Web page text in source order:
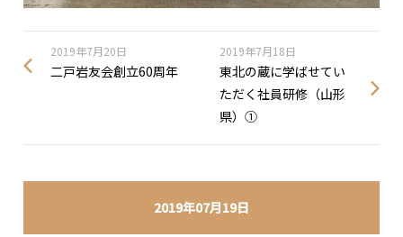
2019年07月19日
2019年7月20日
二戸岩友会創立60周年
2019年7月18日
東北の蔵に学ばせてい
ただく社員研修（山形
県）①